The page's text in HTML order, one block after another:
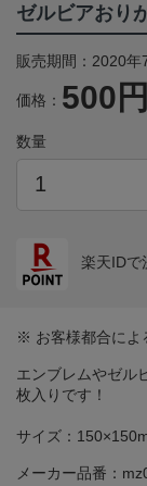
ゼルビアおり
販売期間：2020
価格： 500円
数量
楽天IDで
※ お客様都合によ
エンブレムやゼル
枚入りです！
サイズ：
メーカー品番：